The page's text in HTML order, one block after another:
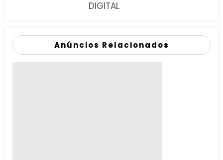
DIGITAL
Anúncios Relacionados